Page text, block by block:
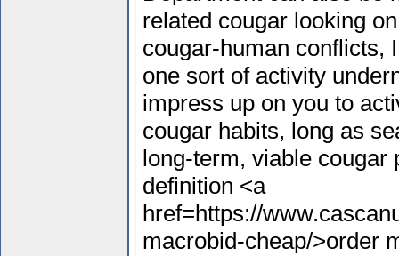
related cougar looking
cougar-human conflicts,
one sort of activity
impress up on you to
cougar habits, long as
long-term, viable cougar
definition <a
href=https://
macrobid-cheap/>order